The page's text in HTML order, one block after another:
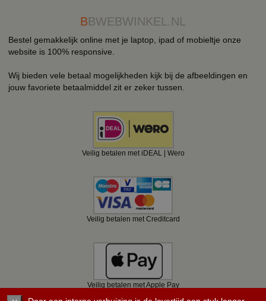
BBWEBWINKEL.NL
Bestel gemakkelijk online met je laptop, ipad of mobieltje onze
website is 100% responsive.
Wij bieden vele betaal mogelijkheden kijk bij de afbeeldingen en
jouw favoriete betaalmiddel zit er zeker tussen.
Veilig betalen met iDEAL | Wero
Veilig betalen met Creditcard
Veilig betalen met Apple Pay